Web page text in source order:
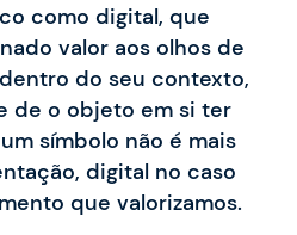
como digital, que
valor aos olhos de
do seu contexto,
de o objeto em si ter
símbolo não é mais
digital no caso
que valorizamos.